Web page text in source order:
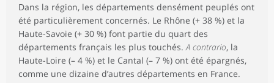
Dans la région, les départements densément peuplés ont
été particulièrement concernés. Le Rhône (+ 38 %) et la
Haute-Savoie (+ 30 %) font partie du quart des
départements français les plus touchés.A contrario, la
Haute-Loire (– 4 %) et le Cantal (– 7 %) ont été épargnés,
comme une dizaine d’autres départements en France.